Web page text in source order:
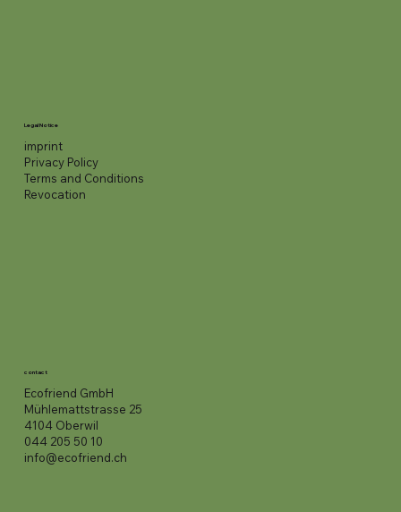
Legal Notice
imprint
Privacy Policy
Terms and Conditions
Revocation
contact
Ecofriend GmbH
Mühlemattstrasse 25
4104 Oberwil
044 205 50 10
info@ecofriend.ch